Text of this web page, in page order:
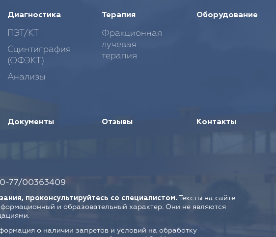
Диагностика
ПЭТ/КТ
Сцинтиграфия
(ОФЭКТ)
Анализы
Терапия
Фракционная
лучевая
терапия
Оборудование
Документы Отзывы Контакты
77/00363409
проконсультируйтесь со специалистом. Тексты на сайте
и образовательный характер. Они не являются
о наличии запретов и условий на обработку